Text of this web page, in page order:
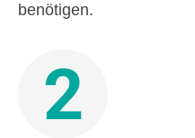
benötigen.
2